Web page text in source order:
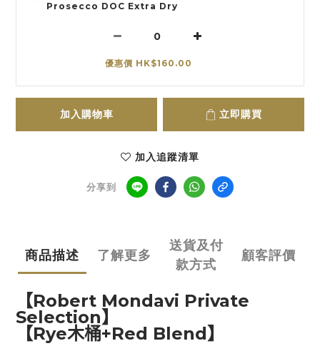
Prosecco DOC Extra Dry
優惠價 HK$160.00
加入購物車 立即購買
加入追蹤清單
分享到
商品描述 了解更多
送貨及付
款方式
顧客評價
【Robert Mondavi Private
Selection】
【Rye木桶+Red Blend】